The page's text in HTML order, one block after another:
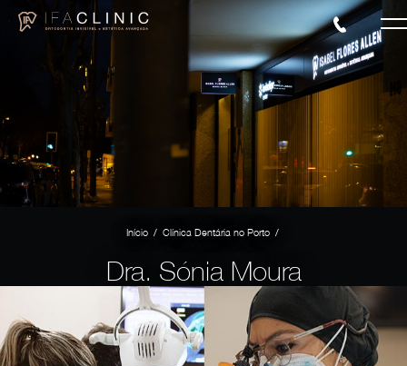
Início/ Clínica Dentária no Porto/
Dra. Sónia Moura